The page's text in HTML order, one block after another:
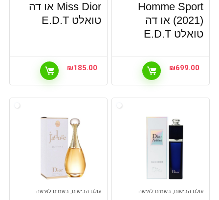
Homme Sport
(2021) או דה
טואלט E.D.T
₪699.00
Miss Dior או דה
טואלט E.D.T
₪185.00
עולם הבישום, בשמים לאישה עולם הבישום, בשמים לאישה